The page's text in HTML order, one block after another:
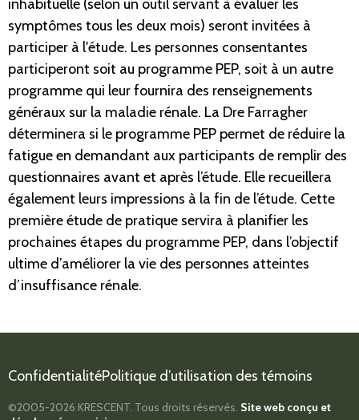
inhabituelle (selon un outil servant à évaluer les
symptômes tous les deux mois) seront invitées à
participer à l'étude. Les personnes consentantes
participeront soit au programme PEP, soit à un autre
programme qui leur fournira des renseignements
généraux sur la maladie rénale. La Dre Farragher
déterminera si le programme PEP permet de réduire la
fatigue en demandant aux participants de remplir des
questionnaires avant et après l’étude. Elle recueillera
également leurs impressions à la fin de l’étude. Cette
première étude de pratique servira à planifier les
prochaines étapes du programme PEP, dans l’objectif
ultime d’améliorer la vie des personnes atteintes
d’insuffisance rénale.
ConfidentialitéPolitique d’utilisation des témoins
©2005-2026 KRESCENT. Tous droits réservés. Site web conçu et